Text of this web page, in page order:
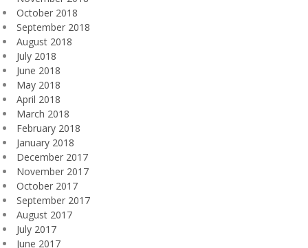
October 2018
September 2018
August 2018
July 2018
June 2018
May 2018
April 2018
March 2018
February 2018
January 2018
December 2017
November 2017
October 2017
September 2017
August 2017
July 2017
June 2017